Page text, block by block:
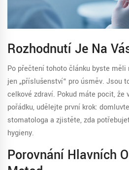
Rozhodnutí Je Na
Po přečtení tohoto článku byste
jen „příslušenství“ pro úsměv. Jsou
celkové zdraví. Pokud máte pocit, že
pořádku, udělejte první krok:
stomatologa a zjistěte, zda
hygieny.
Porovnání Hlavních